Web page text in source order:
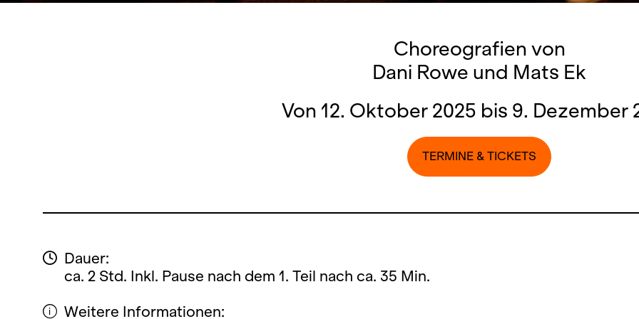
Choreografien von
Dani Rowe und Mats Ek
Von 12. Oktober 2025 bis 9. Dezember
TERMINE & TICKETS
Dauer:
ca. 2 Std. Inkl. Pause nach dem 1. Teil nach ca. 35 Min.
Weitere Informationen: